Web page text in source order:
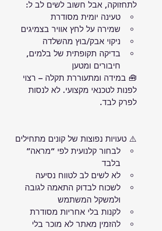
לתחזוקה, אבל חשוב לשים לב ל:
טעינה יומית מסודרת
שמירה על לחץ אוויר בצמיגים
ניקוי אבק/בוץ מהשלדה
בדיקה תקופתית של בלמים,
חיבורים ומטען
🧰 במידה ומתעוררת תקלה – רצוי
לפנות לטכנאי מקצועי. לא לנסות
לפרק לבד.
⚠️ טעויות נפוצות של קונים מתחילים
לבחור קלנועית לפי “מראה”
בלבד
לא לשים לב לטווח נסיעה
לשכוח לבדוק התאמה לגובה
ולמשקל המשתמש
לקנות בלי אחריות מסודרת
להזמין מאתר לא מוכר בלי